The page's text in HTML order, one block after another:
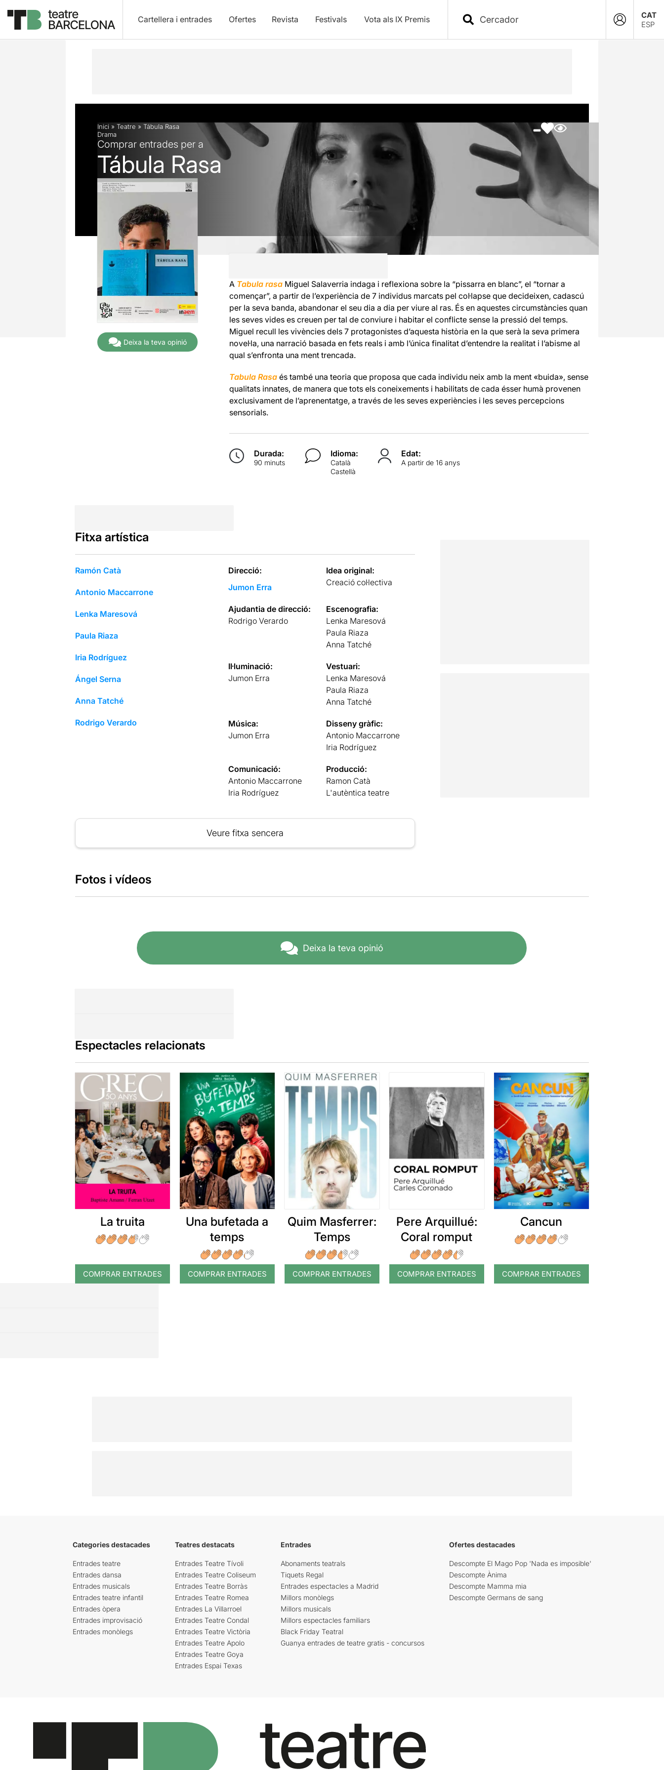
Cartellera i entrades Ofertes Revista Festivals Vota als IX Premis
CAT
ESP
Descripció Fitxa artística Fotos i vídeos
Inici » Teatre » Tábula Rasa
Drama
Comprar entrades per a
Tábula Rasa
Deixa la teva opinió
A Tabula rasaMiguel Salaverria indaga i reflexiona sobre la “pissarra en blanc”, el “tornar a
començar”, a partir de l’experiència de 7 individus marcats pel col·lapse que decideixen, cadascú
per la seva banda, abandonar el seu dia a dia per viure al ras. És en aquestes circumstàncies quan
les seves vides es creuen per tal de conviure i habitar el conflicte sense la pressió del temps.
Miguel recull les vivències dels 7 protagonistes d’aquesta història en la que serà la seva primera
novel·la, una narració basada en fets reals i amb l’única finalitat d’entendre la realitat i l’abisme al
qual s’enfronta una ment trencada.
Tabula Rasaés també una teoria que proposa que cada individu neix amb la ment «buida», sense
qualitats innates, de manera que tots els coneixements i habilitats de cada ésser humà provenen
exclusivament de l’aprenentatge, a través de les seves experiències i les seves percepcions
sensorials.
Durada:
90 minuts
Idioma:
Català
Castellà
Edat:
A partir de 16 anys
Fitxa artística
Ramón Catà
Antonio Maccarrone
Lenka Maresová
Paula Riaza
Iria Rodríguez
Ángel Serna
Anna Tatché
Rodrigo Verardo
Direcció:
Jumon Erra
Idea original:
Creació col·lectiva
Ajudantia de direcció:
Rodrigo Verardo
Escenografia:
Lenka Maresová
Paula Riaza
Anna Tatché
Il·luminació:
Jumon Erra
Vestuari:
Lenka Maresová
Paula Riaza
Anna Tatché
Música:
Jumon Erra
Disseny gràfic:
Antonio Maccarrone
Iria Rodríguez
Comunicació:
Antonio Maccarrone
Iria Rodríguez
Producció:
Ramon Catà
L'autèntica teatre
Veure fitxa sencera
Fotos i vídeos
Deixa la teva opinió
Espectacles relacionats
La truita
COMPRAR ENTRADES
Una bufetada a
temps
COMPRAR ENTRADES
Quim Masferrer:
Temps
COMPRAR ENTRADES
Pere Arquillué:
Coral romput
COMPRAR ENTRADES
Cancun
COMPRAR ENTRADES
Categories destacades
Entrades teatre
Entrades dansa
Entrades musicals
Entrades teatre infantil
Entrades òpera
Entrades improvisació
Entrades monòlegs
Teatres destacats
Entrades Teatre Tívoli
Entrades Teatre Coliseum
Entrades Teatre Borràs
Entrades Teatre Romea
Entrades La Villarroel
Entrades Teatre Condal
Entrades Teatre Victòria
Entrades Teatre Apolo
Entrades Teatre Goya
Entrades Espai Texas
Entrades
Abonaments teatrals
Tiquets Regal
Entrades espectacles a Madrid
Millors monòlegs
Millors musicals
Millors espectacles familiars
Black Friday Teatral
Guanya entrades de teatre gratis - concursos
Ofertes destacades
Descompte El Mago Pop 'Nada es imposible'
Descompte Ànima
Descompte Mamma mia
Descompte Germans de sang